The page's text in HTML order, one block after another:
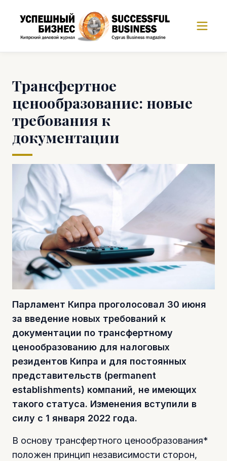
Tрансфертное
ценообразование: новые
требования к
документации
Парламент Кипра проголосовал 30 июня
за введение новых требований к
документации по трансфертному
ценообразованию для налоговых
резидентов Кипра и для постоянных
представительств (permanent
establishments) компаний, не имеющих
такого статуса. Изменения вступили в
силу с 1 января 2022 года.
В основу трансфертного ценообразования*
положен принцип независимости сторон,